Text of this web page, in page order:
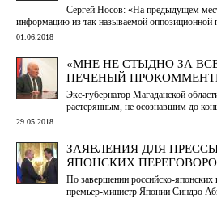
Сергей Носов: «На предыдущем
информацию из так называемой оппозиционной
01.06.2018
«МНЕ НЕ СТЫДНО ЗА
ПЕЧЕНЫЙ
Экс-губернатор Магаданской
растерянным, не осознавшим до
29.05.2018
ЗАЯВЛЕНИЯ ДЛЯ
ЯПОНСКИХ
По завершении российско-
премьер-министр Японии Синдзо